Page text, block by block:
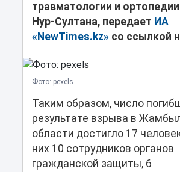
травматологии и
Нур-Султана, передает ИА
«NewTimes.kz» со ссылкой
Фото: pexels
Таким образом, число
результате взрыва в
области достигло 17
них 10 сотрудников органов
гражданской защиты, 6